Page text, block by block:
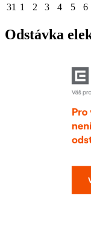
31 1 2 3 4 5 6
Odstávka